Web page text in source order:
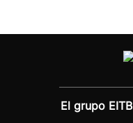
El grupo EITB